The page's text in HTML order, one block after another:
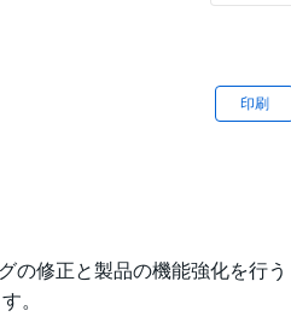
印刷
の修正と製品の機能強化を行う
。